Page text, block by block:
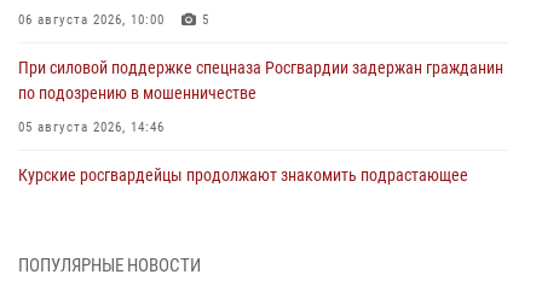
06 августа 2026, 10:00 5
При силовой поддержке спецназа Росгвардии задержан гражданин
по подозрению в мошенничестве
05 августа 2026, 14:46
Курские росгвардейцы продолжают знакомить подрастающее
ПОПУЛЯРНЫЕ НОВОСТИ